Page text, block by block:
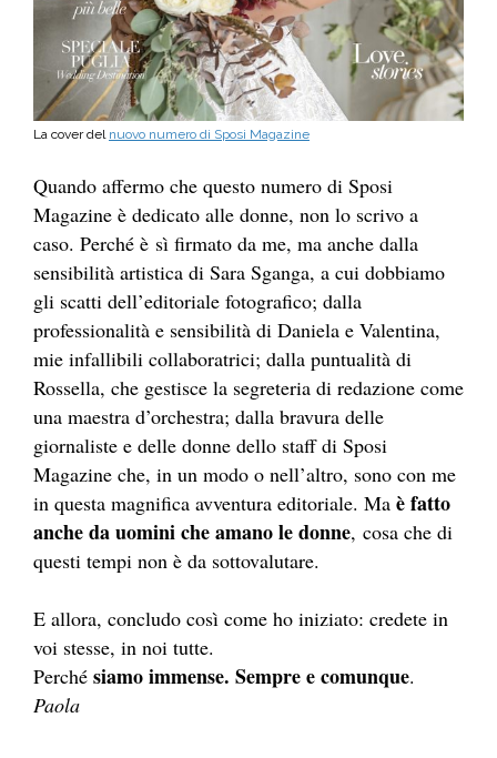
La cover del nuovo numero di Sposi Magazine
Quando affermo che questo numero di Sposi
Magazine è dedicato alle donne, non lo scrivo a
caso. Perché è sì firmato da me, ma anche dalla
sensibilità artistica di Sara Sganga, a cui dobbiamo
gli scatti dell’editoriale fotografico; dalla
professionalità e sensibilità di Daniela e Valentina,
mie infallibili collaboratrici; dalla puntualità di
Rossella, che gestisce la segreteria di redazione come
una maestra d’orchestra; dalla bravura delle
giornaliste e delle donne dello staff di Sposi
Magazine che, in un modo o nell’altro, sono con me
in questa magnifica avventura editoriale. Ma è fatto
anche da uomini che amano le donne, cosa che di
questi tempi non è da sottovalutare.
E allora, concludo così come ho iniziato: credete in
voi stesse, in noi tutte.
Perché siamo immense. Sempre e comunque.
Paola